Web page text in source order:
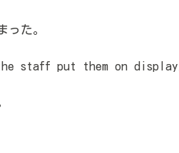
った。
staff put them on display.